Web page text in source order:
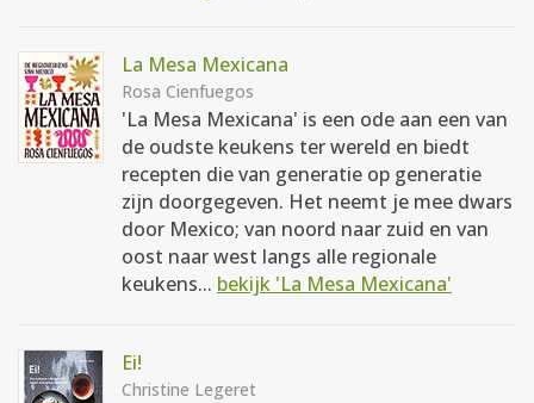
La Mesa Mexicana
Rosa Cienfuegos
'La Mesa Mexicana' is een ode aan een van
de oudste keukens ter wereld en biedt
recepten die van generatie op generatie
zijn doorgegeven. Het neemt je mee dwars
door Mexico; van noord naar zuid en van
oost naar west langs alle regionale
keukens... bekijk 'La Mesa Mexicana'
Ei!
Christine Legeret